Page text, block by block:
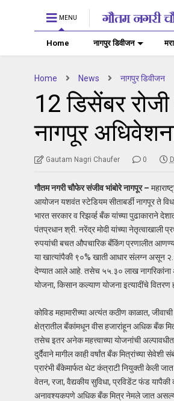
MENU
Home नागपुर डिवीजन
Home News नागपुर डिवीजन
12 डिसेंबर
नागपूर
Gautam Nagri Chaufer 0
गौतम नगरी चौफेर संजीव भांबोरे नागपूर –
आयोजन यशवंत स्टेडियम सीताबर्डी नागपूर ते
भारत सरकार व रिझर्व्ह बँक यांच्या पुढाकाराने
पंतप्रधान श्री. नरेंद्र मोदी यांच्या
रुपयांची बचत औपचारिक बँकिंग प्रणालीत
या खात्यांपैकी ९०% खाती आधार संलग्न असून
देण्यात आले आहे. तसेच ५५.३० लाख नागरिकांना
योजना, किसान कल्याण योजना इत्यादींचे वितरण
कोविड महामारीच्या अत्यंत कठीण काळात,
क्षेत्रातील बँकांमधून वीस हजारांहून अधिक बँक
तसेच इतर अनेक महत्त्वाच्या योजनांची
दुर्दैवाने मागील काही वर्षांत बँक मित्रांच्या
प्रारंभी बँकेमार्फत थेट कंत्राटी नियुक्ती केली
वेतन, रजा, वैद्यकीय सुविधा, प्रविडेंट फंड
अनावश्यकपणे अधिक बँक मित्र नेमले जात